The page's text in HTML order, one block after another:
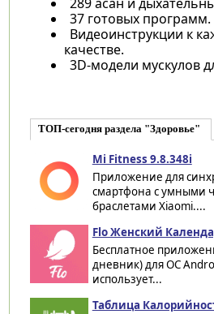
37 готовых программ.
Видеоинструкции к
качестве.
3D-модели мускулов
ТОП-сегодня раздела "Здоровье"
Mi Fitness 9.8.348i
Приложение для
смартфона с умными
браслетами Xiaomi....
Flo Женский
Бесплатное
дневник) для ОС
использует...
Таблица